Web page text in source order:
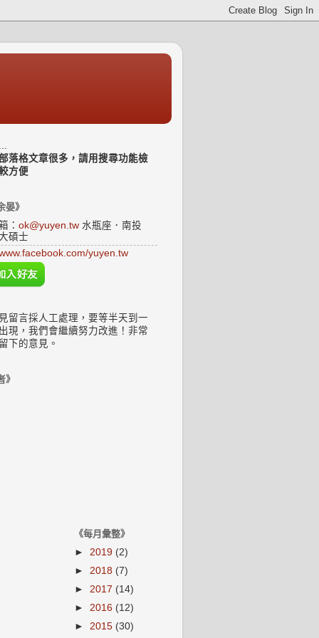
落格文章很多，請用搜尋功能檢
方便
晏》
： ok@yuyen.tw 水瓶座．南投
碩士
yuyen.tw
留言採人工處理，要等半天到一
現，我們會繼續努力改進！非常
下的意見。
》
《每月彙整》
► 2019 (2)
► 2018 (7)
► 2017 (14)
► 2016 (12)
► 2015 (30)